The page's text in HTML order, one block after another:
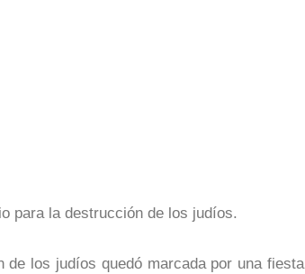
para la destrucción de los judíos.
de los judíos quedó marcada por una fiesta